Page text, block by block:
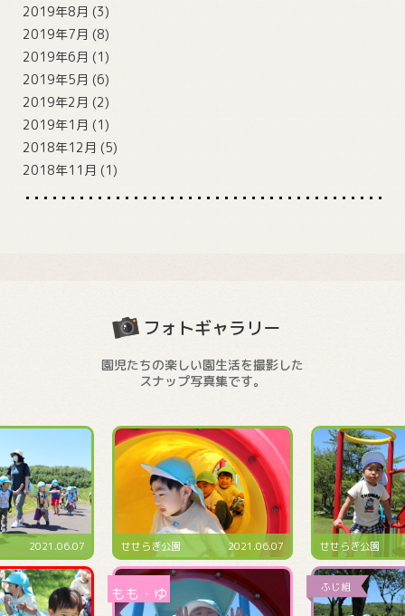
2019年8月 (3)
2019年7月 (8)
2019年6月 (1)
2019年5月 (6)
2019年2月 (2)
2019年1月 (1)
2018年12月 (5)
2018年11月 (1)
フォトギャラリー
園児たちの楽しい園生活を撮影した
スナップ写真集です。
2021.06.07 せせらぎ公園 2021.06.07 せせらぎ公園